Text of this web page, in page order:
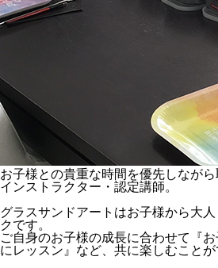
お子様との貴重な時間を優先しなが
インストラクター・認定講師。
グラスサンドアートはお子様から大
クです。
ご自身のお子様の成長に合わせて『
にレッスン』など、共に楽しむことが